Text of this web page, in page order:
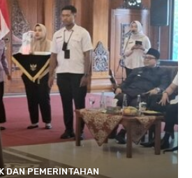
DAN PEMERINTAHAN